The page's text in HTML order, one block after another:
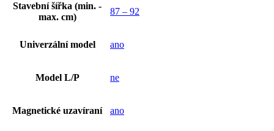
Stavební šířka (min. -
max. cm)
87 – 92
Univerzální model ano
Model L/P ne
Magnetické uzavíraní ano